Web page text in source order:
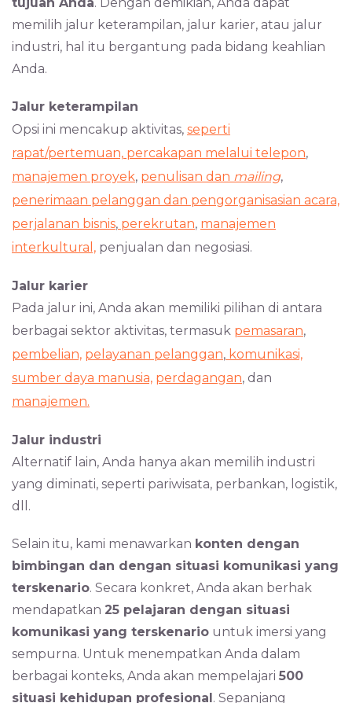
memilih jalur keterampilan, jalur karier, atau jalur
industri, hal itu bergantung pada bidang keahlian
Anda.
Jalur keterampilan
Opsi ini mencakup aktivitas, seperti
rapat/pertemuan, percakapan melalui telepon,
manajemen proyek, penulisan dan mailing,
penerimaan pelanggan dan pengorganisasian acara,
perjalanan bisnis, perekrutan, manajemen
interkultural, penjualan dan negosiasi.
Jalur karier
Pada jalur ini, Anda akan memiliki pilihan di antara
berbagai sektor aktivitas, termasuk pemasaran,
pembelian, pelayanan pelanggan, komunikasi,
sumber daya manusia, perdagangan, dan
manajemen.
Jalur industri
Alternatif lain, Anda hanya akan memilih industri
yang diminati, seperti pariwisata, perbankan, logistik,
dll.
Selain itu, kami menawarkan konten dengan
bimbingan dan dengan situasi komunikasi yang
terskenario. Secara konkret, Anda akan berhak
mendapatkan 25 pelajaran dengan situasi
komunikasi yang terskenario untuk imersi yang
sempurna. Untuk menempatkan Anda dalam
berbagai konteks, Anda akan mempelajari 500
situasi kehidupan profesional. Sepanjang